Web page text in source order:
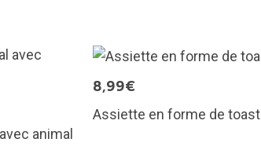
animal
8,99€
Assiette en forme de toast